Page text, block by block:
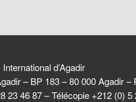
d’Agadir
– BP 183 – 80 000 Agadir
23 46 87 – Télécopie +212 (0) 5